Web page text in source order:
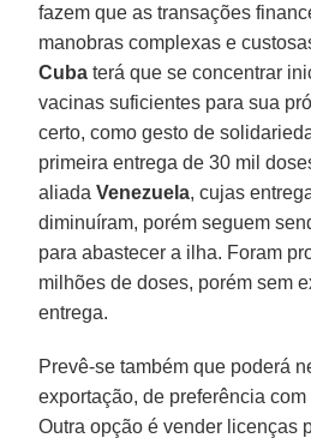
fazem que as transações
manobras complexas e
Cuba terá que se concentrar
vacinas suficientes para sua
certo, como gesto de
primeira entrega de 30 mil
aliadaVenezuela, cujas
diminuíram, porém seguem
para abastecer a ilha. Foram
milhões de doses, porém sem
entrega.
Prevê-se também que poderá
exportação, de preferência
Outra opção é vender licenças